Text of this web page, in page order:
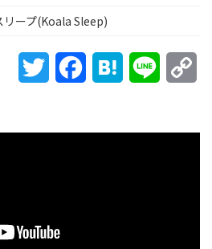
リープ(Koala Sleep)
Twitter FacebookHatena Line